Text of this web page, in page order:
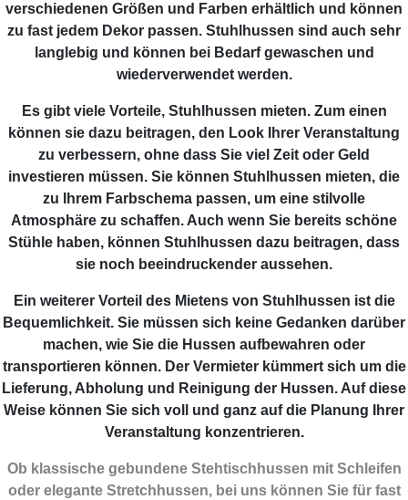
verschiedenen Größen und Farben erhältlich und können
zu fast jedem Dekor passen. Stuhlhussen sind auch sehr
langlebig und können bei Bedarf gewaschen und
wiederverwendet werden.
Es gibt viele Vorteile, Stuhlhussen mieten. Zum einen
können sie dazu beitragen, den Look Ihrer Veranstaltung
zu verbessern, ohne dass Sie viel Zeit oder Geld
investieren müssen. Sie können Stuhlhussen mieten, die
zu Ihrem Farbschema passen, um eine stilvolle
Atmosphäre zu schaffen. Auch wenn Sie bereits schöne
Stühle haben, können Stuhlhussen dazu beitragen, dass
sie noch beeindruckender aussehen.
Ein weiterer Vorteil des Mietens von Stuhlhussen ist die
Bequemlichkeit. Sie müssen sich keine Gedanken darüber
machen, wie Sie die Hussen aufbewahren oder
transportieren können. Der Vermieter kümmert sich um die
Lieferung, Abholung und Reinigung der Hussen. Auf diese
Weise können Sie sich voll und ganz auf die Planung Ihrer
Veranstaltung konzentrieren.
Ob klassische gebundene Stehtischhussen mit Schleifen
oder elegante Stretchhussen, bei uns können Sie für fast